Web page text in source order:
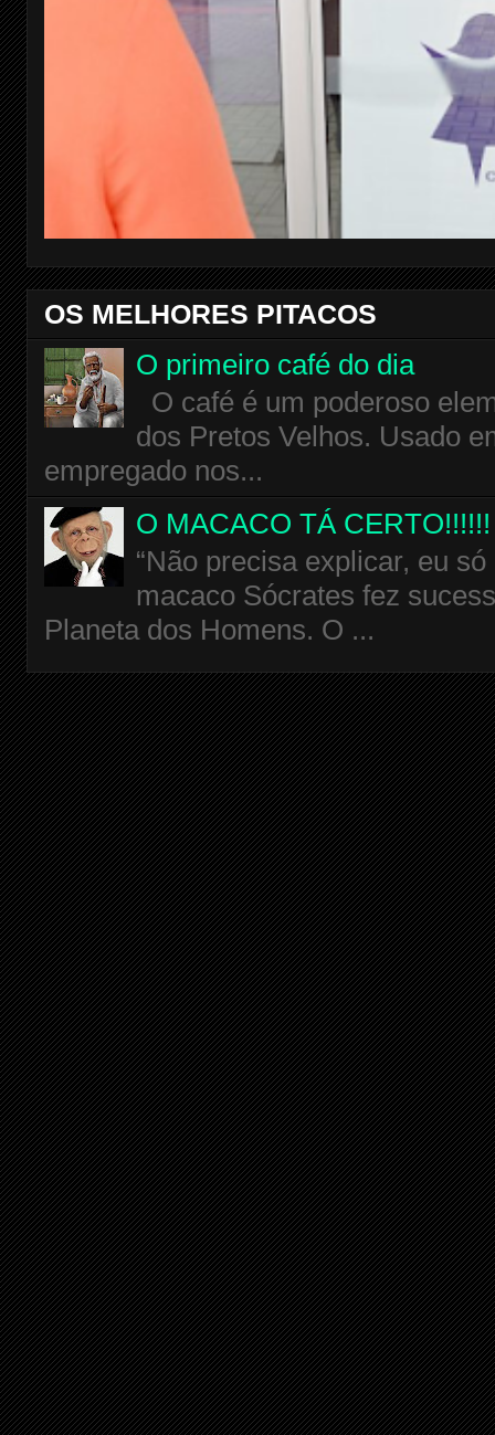
OS MELHORES PITACOS
O primeiro café do dia
O café é um poderoso
dos Pretos Velhos. Usado
empregado nos...
O MACACO TÁ CERTO!!!!!!
“Não precisa explicar, eu
macaco Sócrates fez
Planeta dos Homens. O ...